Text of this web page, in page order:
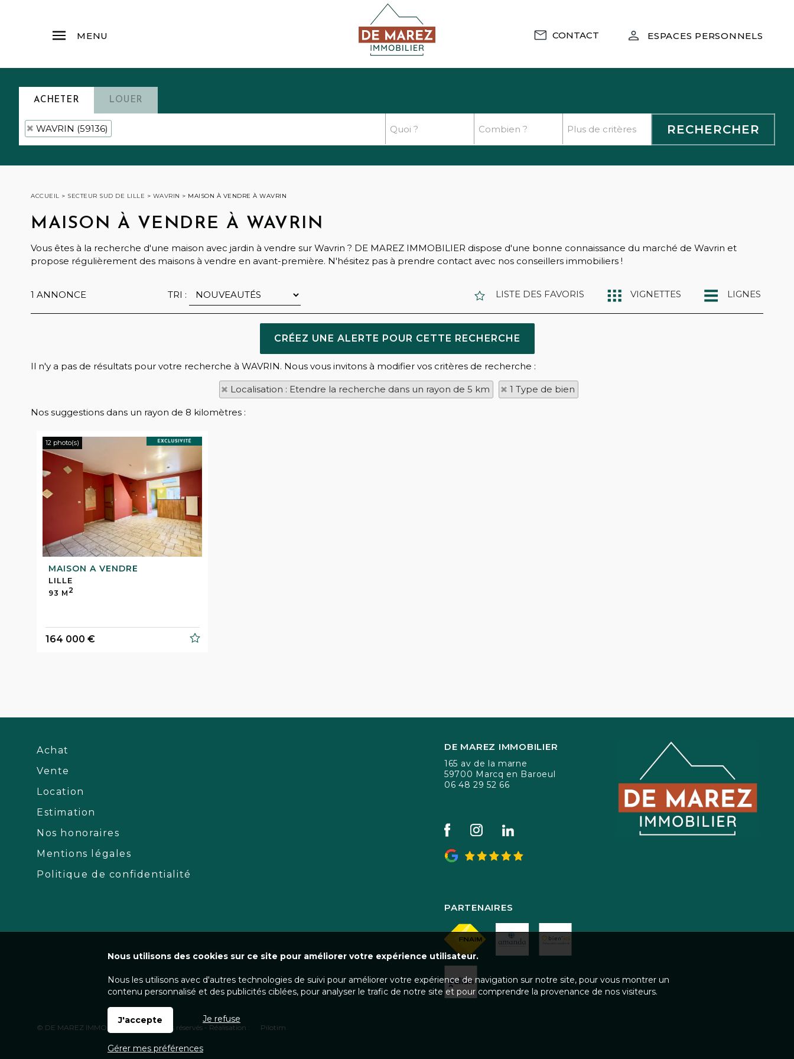
CONTACT ESPACES PERSONNELS
MENU
ACHETER LOUER
WAVRIN (59136)
ACCUEIL > SECTEUR SUD DE LILLE > WAVRIN > MAISON À VENDRE À WAVRIN
MAISON À VENDRE À WAVRIN
Vous êtes à la recherche d'une maison avec jardin à vendre sur Wavrin ? DE MAREZ IMMOBILIER dispose d'une bonne connaissance du marché de Wavrin et
propose régulièrement des maisons à vendre en avant-première. N'hésitez pas à prendre contact avec nos conseillers immobiliers !
1 ANNONCE TRI : LISTE DES FAVORIS VIGNETTES LIGNES
Il n'y a pas de résultats pour votre recherche à WAVRIN. Nous vous invitons à modifier vos critères de recherche :
Localisation : Etendre la recherche dans un rayon de 5 km 1 Type de bien
Nos suggestions dans un rayon de 8 kilomètres :
12 photo(s)
MAISON A VENDRE
LILLE
93 M2
164 000 €
Achat
Vente
Location
Estimation
Nos honoraires
Mentions légales
Politique de confidentialité
DE MAREZ IMMOBILIER
165 av de la marne
59700 Marcq en Baroeul
06 48 29 52 66
PARTENAIRES
© DE MAREZ IMMOBILIER - Tous droits réservés - Réalisation : Pilotim
Nous utilisons des cookies sur ce site pour améliorer votre expérience utilisateur.
Nous les utilisons avec d'autres technologies de suivi pour améliorer votre expérience de navigation sur notre site, pour vous montrer un
contenu personnalisé et des publicités ciblées, pour analyser le trafic de notre site et pour comprendre la provenance de nos visiteurs.
J'accepte Je refuse
Gérer mes préférences